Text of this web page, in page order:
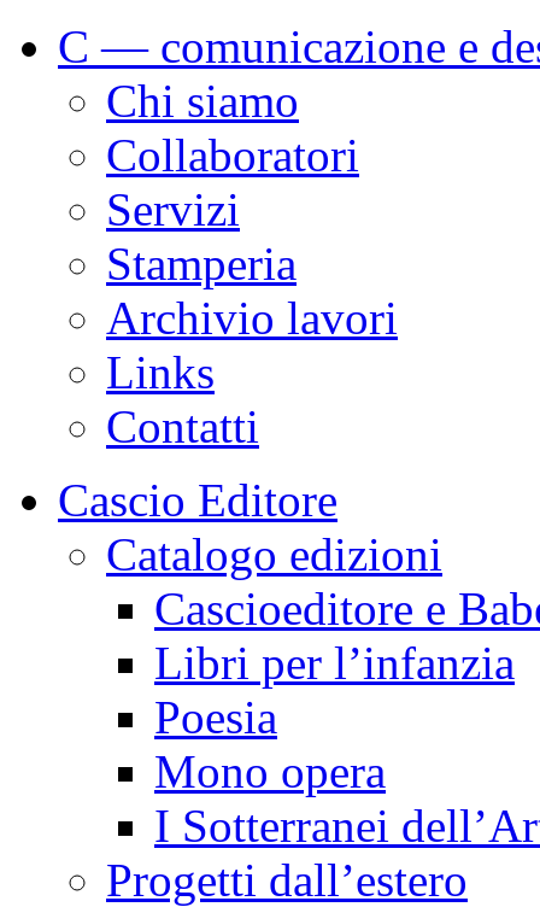
C — comunicazione e
Chi siamo
Collaboratori
Servizi
Stamperia
Archivio lavori
Links
Contatti
Cascio Editore
Catalogo edizioni
Cascioeditore e
Libri per l’infanzia
Poesia
Mono opera
I Sotterranei
Progetti dall’estero